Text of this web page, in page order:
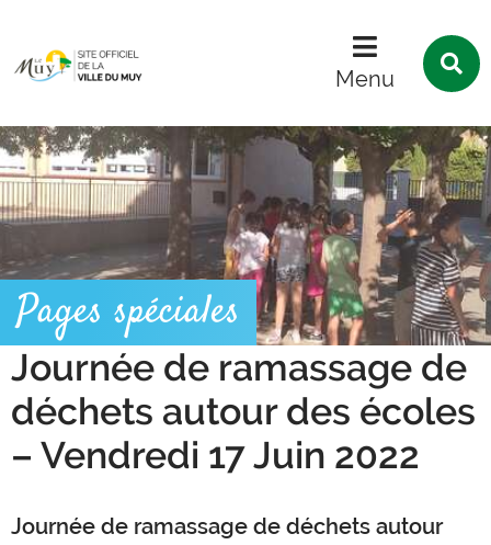
Menu
Pages spéciales
Journée de ramassage de
déchets autour des écoles
– Vendredi 17 Juin 2022
Journée de ramassage de déchets autour